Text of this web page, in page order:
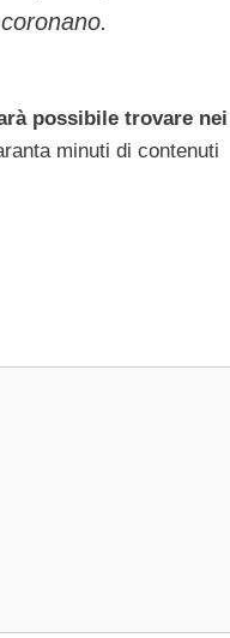
possibile trovare nei
minuti di contenuti